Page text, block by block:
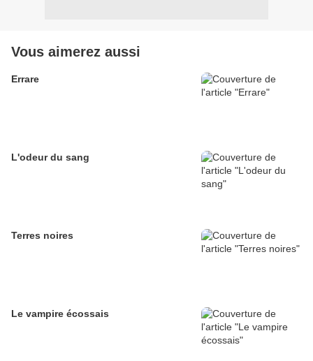
Vous aimerez aussi
Errare
L'odeur du sang
Terres noires
Le vampire écossais